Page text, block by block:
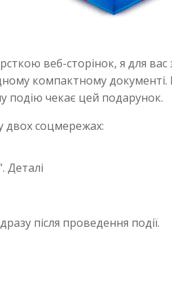
веб-сторінок, я для вас
компактному
подію чекає цей подарунок.
двох соцмережах:
Деталі
після проведення події.